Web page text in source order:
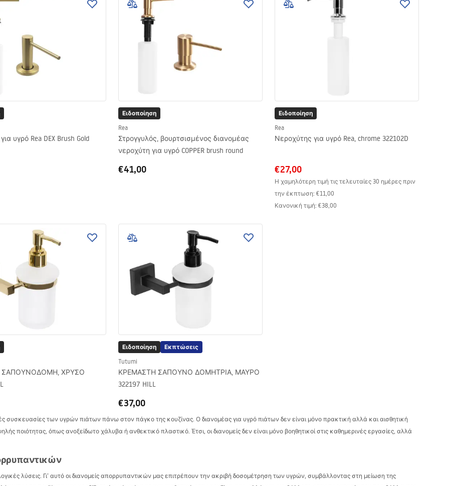
υγρό Rea DEX Brush Gold
Ειδοποίηση
Rea
Στρογγυλός, βουρτσισμένος διανομέας
νεροχύτη για υγρό COPPER brush round
€41,00
Ειδοποίηση
Rea
Νεροχύτης για υγρό Rea, chrome 322102D
€27,00
Η χαμηλότερη τιμή τις τελευταίες 30 ημέρες πριν
την έκπτωση: €11,00
Κανονική τιμή: €38,00
ΣΑΠΟΥΝΟΔΟΜΗ, ΧΡΥΣΟ
Ειδοποίηση Εκπτώσεις
Tutumi
ΚΡΕΜΑΣΤΗ ΣΑΠΟΥΝΟ ΔΟΜΗΤΡΙΑ, ΜΑΥΡΟ
322197 HILL
€37,00
συσκευασίες των υγρών πιάτων πάνω στον πάγκο της κουζίνας. Ο διανομέας για υγρό πιάτων δεν είναι μόνο πρακτική αλλά και αισθητική
ποιότητας, όπως ανοξείδωτο χάλυβα ή ανθεκτικό πλαστικό. Έτσι, οι διανομείς δεν είναι μόνο βοηθητικοί στις καθημερινές εργασίες, αλλά
λύσεις. Γι’ αυτό οι διανομείς απορρυπαντικών μας επιτρέπουν την ακριβή δοσομέτρηση των υγρών, συμβάλλοντας στη μείωση της